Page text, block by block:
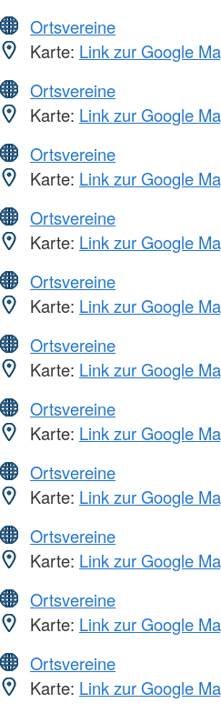
Ortsvereine
Karte: Link zur Google
Ortsvereine
Karte: Link zur Google
Ortsvereine
Karte: Link zur Google
Ortsvereine
Karte: Link zur Google
Ortsvereine
Karte: Link zur Google
Ortsvereine
Karte: Link zur Google
Ortsvereine
Karte: Link zur Google
Ortsvereine
Karte: Link zur Google
Ortsvereine
Karte: Link zur Google
Ortsvereine
Karte: Link zur Google
Ortsvereine
Karte: Link zur Google